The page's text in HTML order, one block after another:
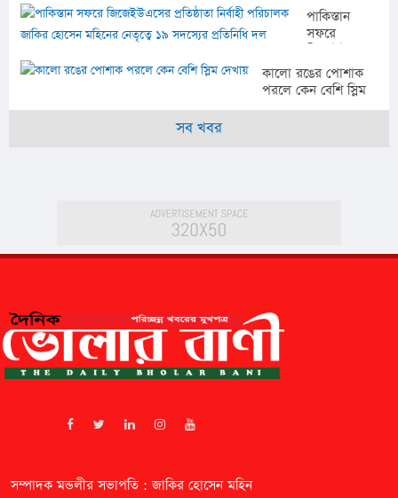
অ্যাডভোকেট
মোহাম্মদ
কোস্ট
গার্ডের
পৃথক
১২৯
পিস
ইয়াবাসহ
পাকিস্তান
সফরে
প্রতিষ্ঠাতা
নির্বাহী
পরিচালক
কালো রঙের পোশাক
পরলে কেন বেশি স্লিম
দেখায়
সব খবর
সম্পাদক মন্ডলীর সভাপতি : জাকির হোসেন মহিন